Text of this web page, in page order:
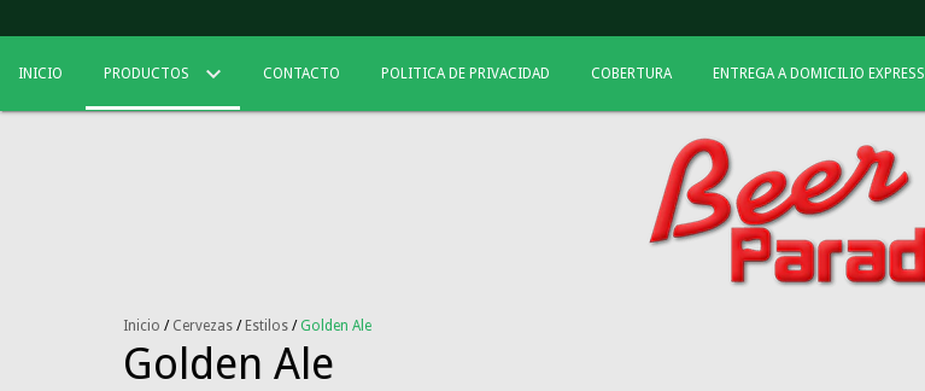
INICIO PRODUCTOS CONTACTO POLITICA DE PRIVACIDAD COBERTURA ENTREGA A DOMICILIO EXPRESS
Inicio / Cervezas / Estilos / Golden Ale
Golden Ale